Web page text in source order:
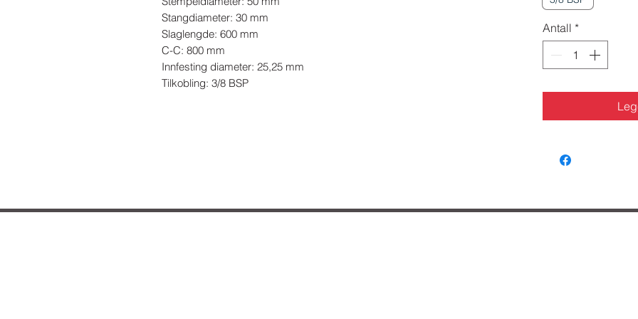
Stangdiameter: 30 mm
Slaglengde: 600 mm
C-C: 800 mm
Innfesting diameter: 25,25 mm
Tilkobling: 3/8 BSP
Antall *